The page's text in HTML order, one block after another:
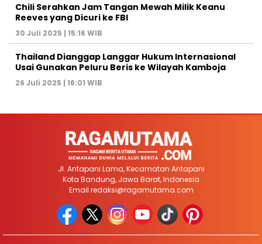
Chili Serahkan Jam Tangan Mewah Milik Keanu
Reeves yang Dicuri ke FBI
30 Juli 2025 | 15:16 WIB
Thailand Dianggap Langgar Hukum Internasional
Usai Gunakan Peluru Beris ke Wilayah Kamboja
26 Juli 2025 | 16:01 WIB
Jl. Antapani Lama, Kecamatan Antapani
Kota Bandung, Jawa Barat, Indonesia
Email redaksi@ragamutama.com